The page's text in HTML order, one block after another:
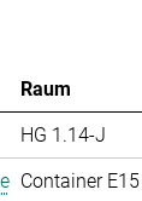
Raum
HG 1.14-J
Container E15